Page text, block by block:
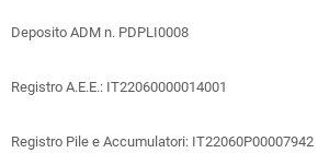
Deposito ADM n. PDPLI0008
Registro A.E.E.: IT22060000014001
Registro Pile e Accumulatori: IT22060P00007942